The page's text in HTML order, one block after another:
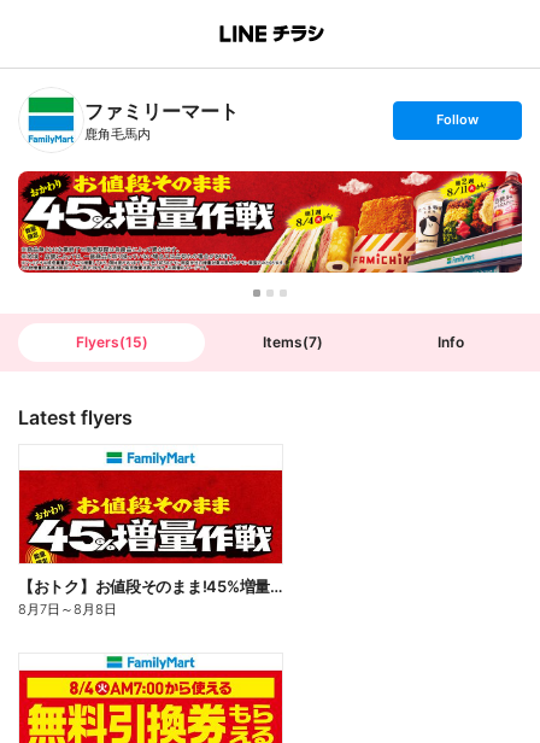
B
n
T
ファミリーマート
鹿角毛馬内
s
t
o
l
l
o
w
Follow
Flyers(15) Items(7) Info
Latest flyers
【おトク】お値段そのまま!45%増量作戦!
8月7日 ～8月8日